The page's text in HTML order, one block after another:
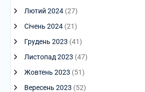
Лютий 2024(27)
Січень 2024(21)
Грудень 2023 (41)
Листопад 2023 (47)
Жовтень 2023 (51)
Вересень 2023 (52)